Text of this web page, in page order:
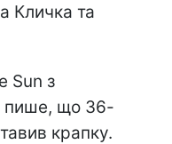
Кличка та
Sun з
пише, що 36-
крапку.